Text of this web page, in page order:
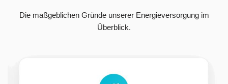
Die maßgeblichen Gründe unserer Energieversorgung im
Überblick.